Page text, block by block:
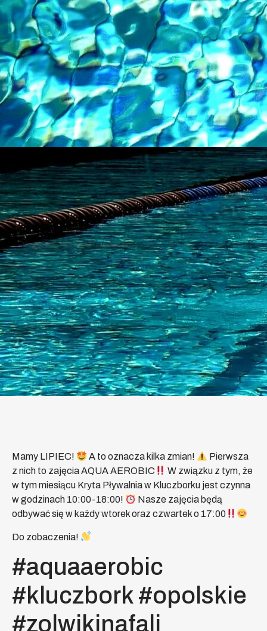
Mamy LIPIEC! A to oznacza kilka zmian!
Pierwsza
z nich to zajęcia AQUA AEROBIC
W związku z tym, że
w tym miesiącu Kryta Pływalnia w Kluczborku jest czynna
w godzinach 10:00-18:00!
Nasze zajęcia będą
odbywać się w każdy wtorek oraz czwartek o 17:00
Do zobaczenia!
#aquaaerobic
#kluczbork #opolskie
#zolwikinafali